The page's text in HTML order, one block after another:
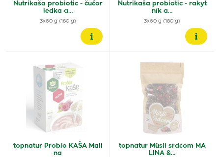
Nutrikaša probiotic - čučor
iedka a…
3x60 g (180 g)
Nutrikaša probiotic - rakyt
ník a…
3x60 g (180 g)
topnatur Probio KAŠA Mali
na
topnatur Müsli srdcom MA
LINA &…